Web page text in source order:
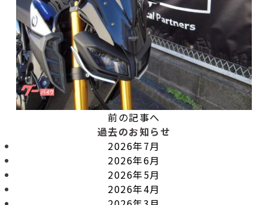
前の記事へ
過去のお知らせ
2026年7月
2026年6月
2026年5月
2026年4月